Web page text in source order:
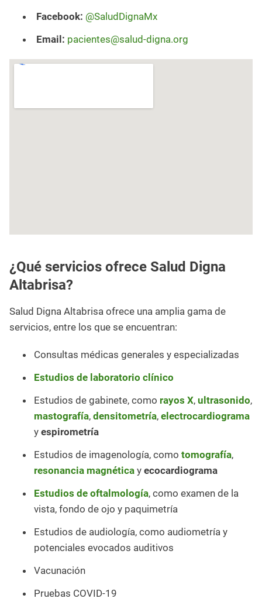
Facebook: @SaludDignaMx
Email: pacientes@salud-digna.org
¿Qué servicios ofrece Salud Digna
Altabrisa?
Salud Digna Altabrisa ofrece una amplia gama de
servicios, entre los que se encuentran:
Consultas médicas generales y especializadas
Estudios de laboratorio clínico
Estudios de gabinete, como rayos X, ultrasonido,
mastografía, densitometría, electrocardiograma
y espirometría
Estudios de imagenología, como tomografía,
resonancia magnética y ecocardiograma
Estudios de oftalmología, como examen de la
vista, fondo de ojo y paquimetría
Estudios de audiología, como audiometría y
potenciales evocados auditivos
Vacunación
Pruebas COVID-19